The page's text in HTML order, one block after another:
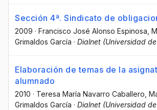
Sección 4ª. Sindicato de
2009 · Francisco José Alonso Espinosa ,
Grimaldos García · Dialnet (Universidad
Elaboración de temas de la
alumnado
2010 · Teresa María Navarro Caballero ,
Grimaldos García · Dialnet (Universidad